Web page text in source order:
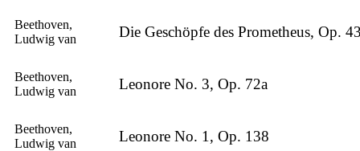
Beethoven,
Ludwig van
Die Geschöpfe des Prometheus, Op.
Beethoven,
Ludwig van
Leonore No. 3, Op. 72a
Beethoven,
Ludwig van
Leonore No. 1, Op. 138